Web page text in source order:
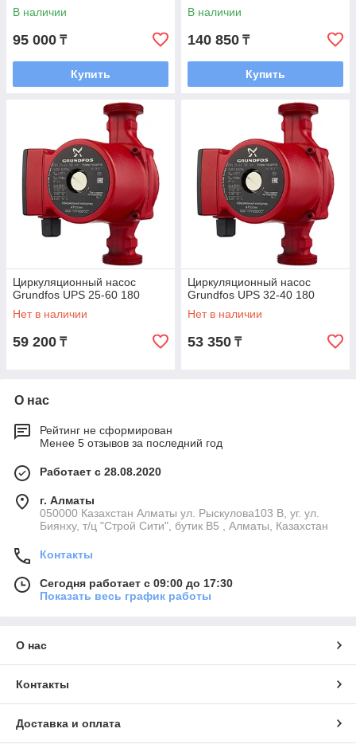
В наличии
95 000 ₸
Купить
В наличии
140 850 ₸
Купить
Циркуляционный насос
Grundfos UPS 25-60 180
Нет в наличии
59 200 ₸
Циркуляционный насос
Grundfos UPS 32-40 180
Нет в наличии
53 350 ₸
О нас
Рейтинг не сформирован
Менее 5 отзывов за последний год
Работает с 28.08.2020
г. Алматы
050000 Казахстан Алматы ул. Рыскулова103 В, уг. ул.
Биянху, т/ц "Строй Сити", бутик В5 , Алматы, Казахстан
Контакты
Сегодня работает с 09:00 до 17:30
Показать весь график работы
О нас
Контакты
Доставка и оплата